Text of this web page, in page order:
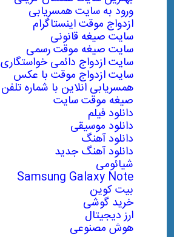
ورود به سایت همسریابی
ازدواج موقت اینستاگرام
سایت صیغه قانونی
سایت صیغه موقت رسمی
سایت ازدواج دائمی خواستگاری
سایت ازدواج موقت با عکس
همسریابی انلاین با شماره تلفن
صیغه موقت سایت
دانلود فیلم
دانلود موسیقی
دانلود آهنگ
دانلود آهنگ جدید
شیائومی
Samsung Galaxy Note
بیت کوین
خرید گوشی
ارز دیجیتال
هوش مصنوعی